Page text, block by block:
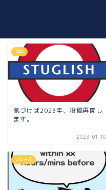
日記
気づけば2023年、投稿再開し
ます。
2023-01-10
フレーズ